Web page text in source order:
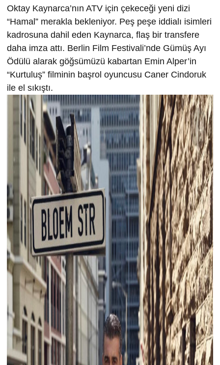
Oktay Kaynarca’nın ATV için çekeceği yeni dizi
“Hamal” merakla bekleniyor. Peş peşe iddialı isimleri
kadrosuna dahil eden Kaynarca, flaş bir transfere
daha imza attı. Berlin Film Festivali’nde Gümüş Ayı
Ödülü alarak göğsümüzü kabartan Emin Alper’in
“Kurtuluş” filminin başrol oyuncusu Caner Cindoruk
ile el sıkıştı.